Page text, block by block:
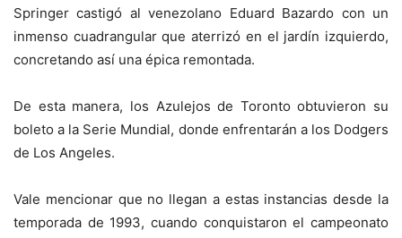
Springer castigó al venezolano Eduard Bazardo con un
inmenso cuadrangular que aterrizó en el jardín izquierdo,
concretando así una épica remontada.
De esta manera, los Azulejos de Toronto obtuvieron su
boleto a la Serie Mundial, donde enfrentarán a los Dodgers
de Los Angeles.
Vale mencionar que no llegan a estas instancias desde la
temporada de 1993, cuando conquistaron el campeonato